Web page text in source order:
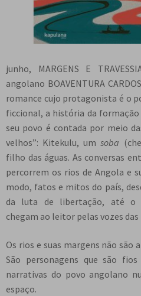
junho, MARGENS E
angolano BOAVENTURA
romance cujo protagonista é o
ficcional, a história da formação
seu povo é contada por meio
velhos”: Kitekulu, umsoba
filho das águas. As conversas
percorrem os rios de Angola e
modo, fatos e mitos do país,
da luta de libertação, até o
chegam ao leitor pelas vozes
Os rios e suas margens não são
São personagens que são
narrativas do povo angolano
espaço.